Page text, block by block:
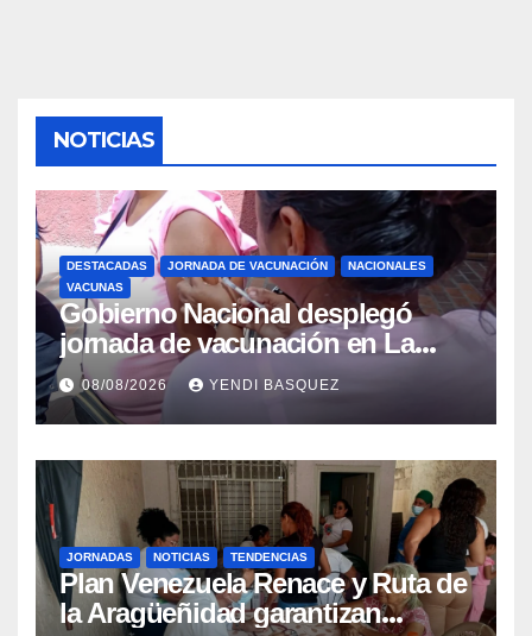
NOTICIAS
DESTACADAS JORNADA DE VACUNACIÓN
NACIONALES
VACUNAS
Gobierno Nacional desplegó
jornada de vacunación en La
Guaira para garantizar protección
epidemiológica
08/08/2026 YENDI BASQUEZ
JORNADAS NOTICIAS TENDENCIAS
Plan Venezuela Renace y Ruta de
la Aragüeñidad garantizan